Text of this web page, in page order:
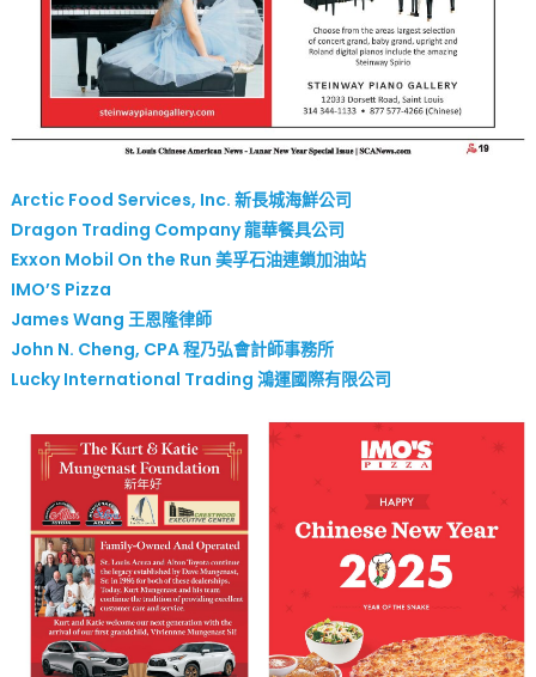
Arctic Food Services, Inc. 新長城海鮮公司
Dragon Trading Company 龍華餐具公司
Exxon Mobil On the Run 美孚石油連鎖加油站
IMO’S Pizza
James Wang 王恩隆律師
John N. Cheng, CPA 程乃弘會計師事務所
Lucky International Trading 鴻運國際有限公司